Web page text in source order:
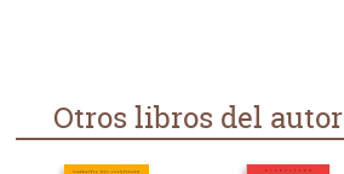
Otros libros del autor